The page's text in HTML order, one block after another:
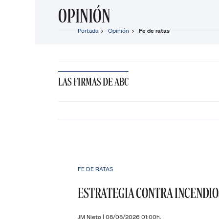
OPINIÓN
Portada Opinión Fe de ratas
LAS FIRMAS DE ABC
FE DE RATAS
ESTRATEGIA CONTRA
JM Nieto | 08/08/2026 01:00h.